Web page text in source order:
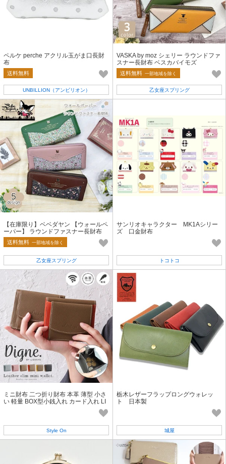
ペルケ perche アクリル玉がま口長財
布
送料無料
UNBILLION（アンビリオン）
VASKA by moz シェリー ラウンドファ
スナー長財布 ベスカバイモズ
送料無料 一部地域を除く
乙女座スプリング
【在庫限り】ベベダヤン 【ウォールペ
ーパー】 ラウンドファスナー長財布
送料無料 一部地域を除く
乙女座スプリング
サンリオキャラクター MK1Aシリー
ズ 口金財布
トコトコ
ミニ財布 二つ折り財布 本革 薄型 小さ
い 軽量 BOX型小銭入れ カード入れ LI
Style On
栃木レザーフラップロングウォレッ
ト 日本製
城屋